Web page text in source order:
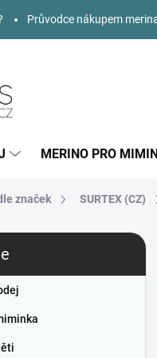
Průvodce nákupem
MERINO PRO
značek SURTEX (CZ)